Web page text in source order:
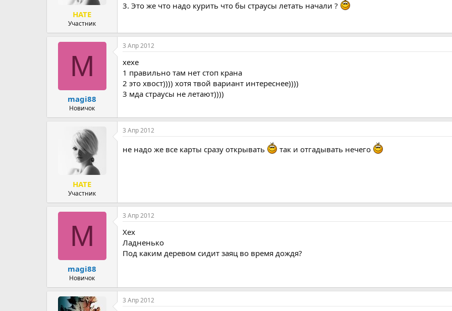
HATE
Участник
3. Это же что надо курить что бы страусы летать начали ?
M
magi88
Новичок
3 Апр 2012
хехе
1 правильно там нет стоп крана
2 это хвост)))) хотя твой вариант интереснее))))
3 мда страусы не летают))))
HATE
Участник
3 Апр 2012
не надо же все карты сразу открывать так и отгадывать нечего
M
magi88
Новичок
3 Апр 2012
Хех
Ладненько
Под каким деревом сидит заяц во время дождя?
3 Апр 2012